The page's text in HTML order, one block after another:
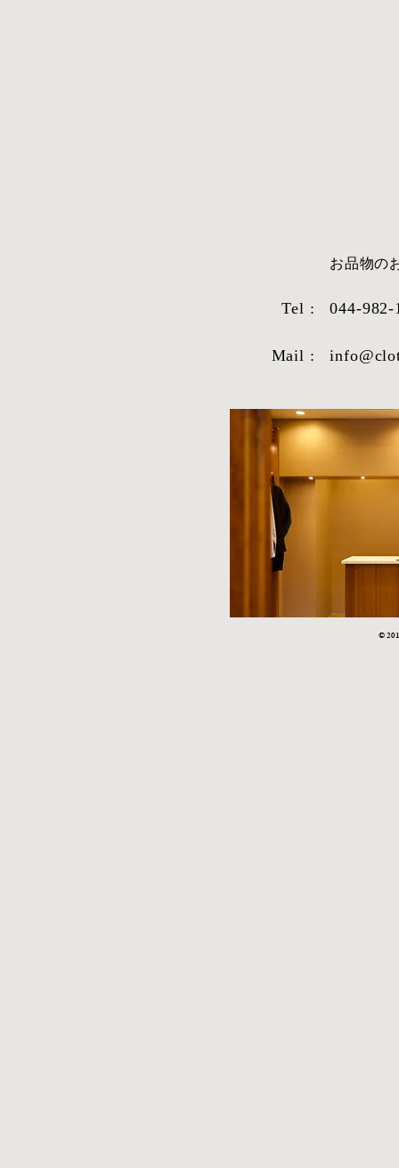
お品物の
Tel : 044-982-
Mail :
©